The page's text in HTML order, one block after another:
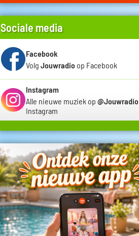
Sociale media
Facebook
Volg Jouwradio op Facebook
Instagram
Alle nieuwe muziek op @Jouwradio
Instagram